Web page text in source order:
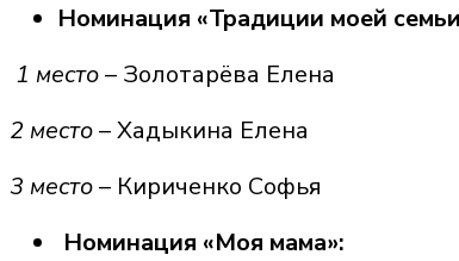
Номинация «Традиции моей
1 место– Золотарёва Елена
2 место– Хадыкина Елена
3 место– Кириченко Софья
Номинация «Моя мама»: